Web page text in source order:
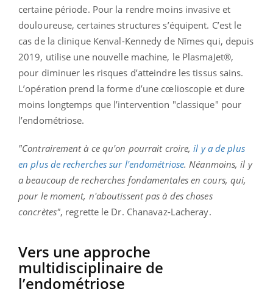
certaine période. Pour la rendre moins invasive et
douloureuse, certaines structures s’équipent. C’est le
cas de la clinique Kenval-Kennedy de Nîmes qui, depuis
2019, utilise une nouvelle machine, le PlasmaJet®,
pour diminuer les risques d’atteindre les tissus sains.
L’opération prend la forme d’une cœlioscopie et dure
moins longtemps que l’intervention "classique" pour
l’endométriose.
"Contrairement à ce qu'on pourrait croire,il y a de plus
en plus de recherches sur l'endométriose. Néanmoins, il y
a beaucoup de recherches fondamentales en cours, qui,
pour le moment, n'aboutissent pas à des choses
concrètes", regrette le Dr. Chanavaz-Lacheray.
Vers une approche
multidisciplinaire de
l’endométriose